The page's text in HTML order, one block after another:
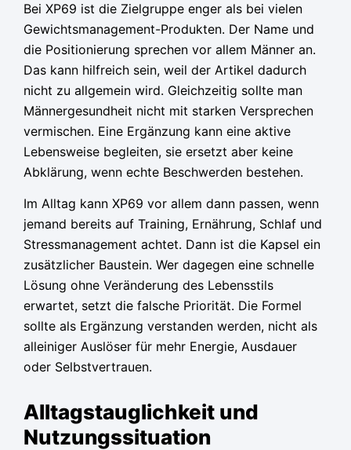
Bei XP69 ist die Zielgruppe enger als bei vielen
Gewichtsmanagement-Produkten. Der Name und
die Positionierung sprechen vor allem Männer an.
Das kann hilfreich sein, weil der Artikel dadurch
nicht zu allgemein wird. Gleichzeitig sollte man
Männergesundheit nicht mit starken Versprechen
vermischen. Eine Ergänzung kann eine aktive
Lebensweise begleiten, sie ersetzt aber keine
Abklärung, wenn echte Beschwerden bestehen.
Im Alltag kann XP69 vor allem dann passen, wenn
jemand bereits auf Training, Ernährung, Schlaf und
Stressmanagement achtet. Dann ist die Kapsel ein
zusätzlicher Baustein. Wer dagegen eine schnelle
Lösung ohne Veränderung des Lebensstils
erwartet, setzt die falsche Priorität. Die Formel
sollte als Ergänzung verstanden werden, nicht als
alleiniger Auslöser für mehr Energie, Ausdauer
oder Selbstvertrauen.
Alltagstauglichkeit und
Nutzungssituation